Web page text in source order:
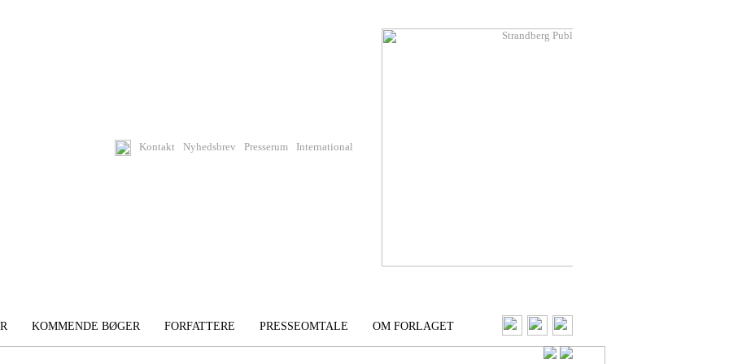
Kontakt Nyhedsbrev Presserum International
KOMMENDE BØGER FORFATTERE PRESSEOMTALE OM FORLAGET